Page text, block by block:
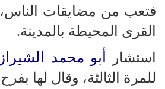
فتعب من مضايقات
القرى المحيطة بالمدينة.
استشار
أبو محمد
للمرة الثالثة، وقال لها